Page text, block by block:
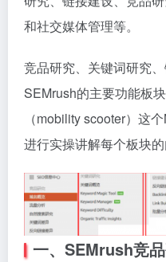
和社交媒体管理等。
竞品研究、关键词研究
SEMrush的主要功能板
（mobility scooter）这
进行实操讲解每个板块的
一、SEMrush竞